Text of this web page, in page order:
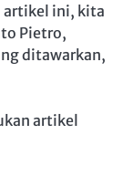
artikel ini, kita
Pietro,
ditawarkan,
artikel